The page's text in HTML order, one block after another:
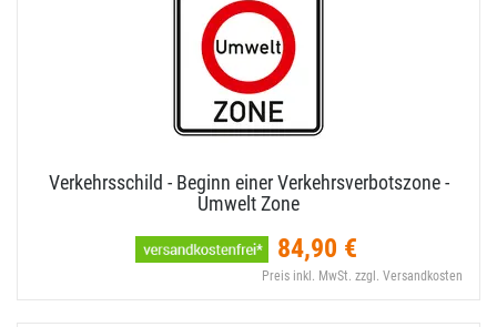
Verkehrsschild - Beginn einer Verkehrsverbotszone -
Umwelt Zone
84,90 €
Preis inkl. MwSt. zzgl. Versandkosten